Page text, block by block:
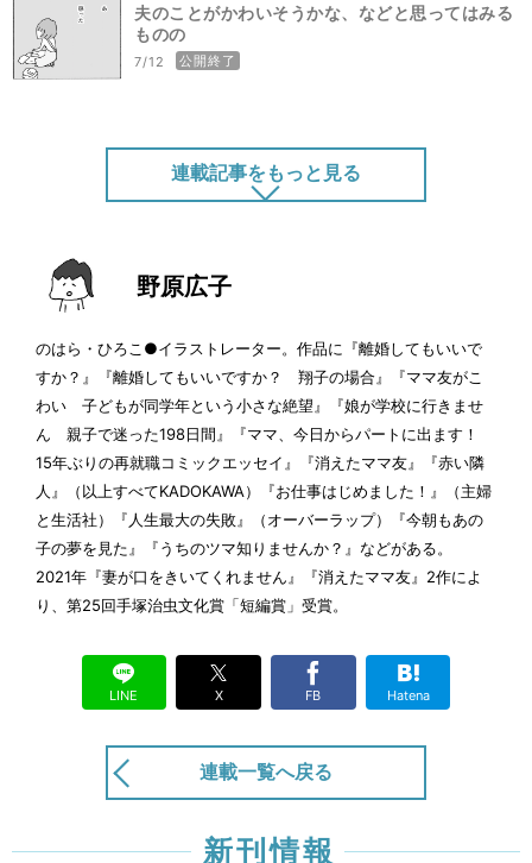
夫のことがかわいそうかな、などと思ってはみる
ものの
7/12 公開終了
連載記事をもっと見る
期待して、失望して、そして「あの日」が訪れた
6/14 公開終了
夫の背中に妻はつぶやく
5/31
そのセリフを言うものは
5/17 公開終了
公開終了
公開終了
妻が口をきいてくれなくてもそれでも日々は続く
（1年目）
野原広子
のはら・ひろこ●イラストレーター。作品に『離婚してもいいで
すか？』『離婚してもいいですか？ 翔子の場合』『ママ友がこ
わい 子どもが同学年という小さな絶望』『娘が学校に行きませ
ん 親子で迷った198日間』『ママ、今日からパートに出ます！
15年ぶりの再就職コミックエッセイ』『消えたママ友』『赤い隣
人』（以上すべてKADOKAWA）『お仕事はじめました！』（主婦
と生活社）『人生最大の失敗』（オーバーラップ）『今朝もあの
子の夢を見た』『うちのツマ知りませんか？』などがある。
2021年『妻が口をきいてくれません』『消えたママ友』2作によ
り、第25回手塚治虫文化賞「短編賞」受賞。
LINE X FB Hatena
連載一覧へ戻る
新刊情報